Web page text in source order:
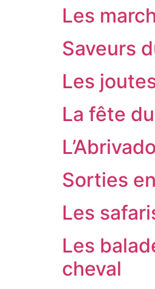
Les
Saveurs
Les
La fête
Sorties
Les
Les
cheval